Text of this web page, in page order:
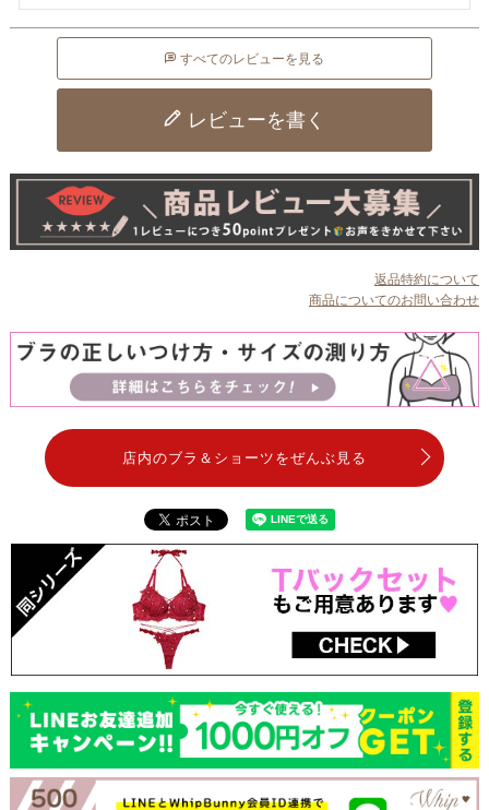
すべてのレビューを見る
レビューを書く
返品特約について
商品についてのお問い合わせ
店内のブラ＆ショーツをぜんぶ見る